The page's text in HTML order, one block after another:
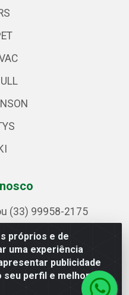
próprios e de
uma experiência
publicidade
seu perfil e melhorar a
(33) 99958-2175
publicações